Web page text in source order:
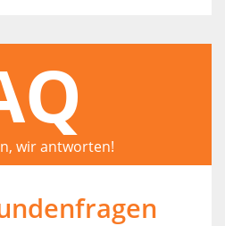
wir antworten!